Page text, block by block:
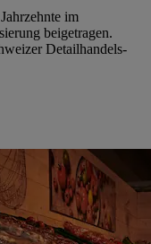
im
beigetragen.
Detailhandels-